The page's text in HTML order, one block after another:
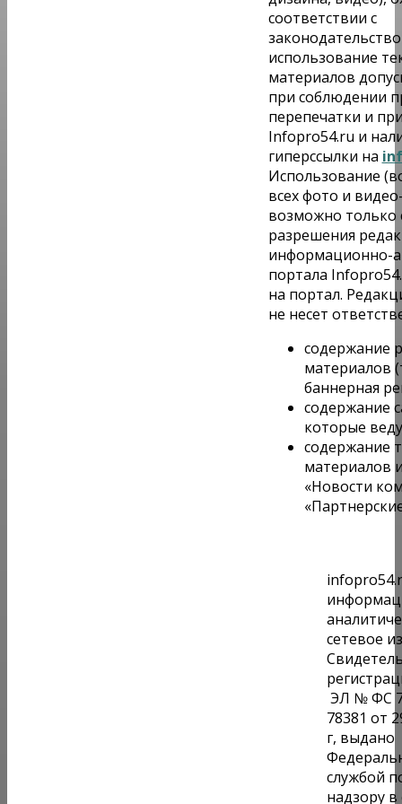
«Солнечный день» приватизирует муниципальное
Пассажиру самолёта Хабаровск — Новосибирск
соответствии с
использование
материалов
при соблюдении
перепечатки и
Infopro54.ru и
гиперссылки на
Использование
всех фото и
возможно только
разрешения
информационно-
портала
на портал.
не несет
содержание
материалов
баннерная
содержание
которые
содержание
материалов
«Новости
сетевое
ЭЛ № ФС
78381 от
г, выдано
службой
надзору в